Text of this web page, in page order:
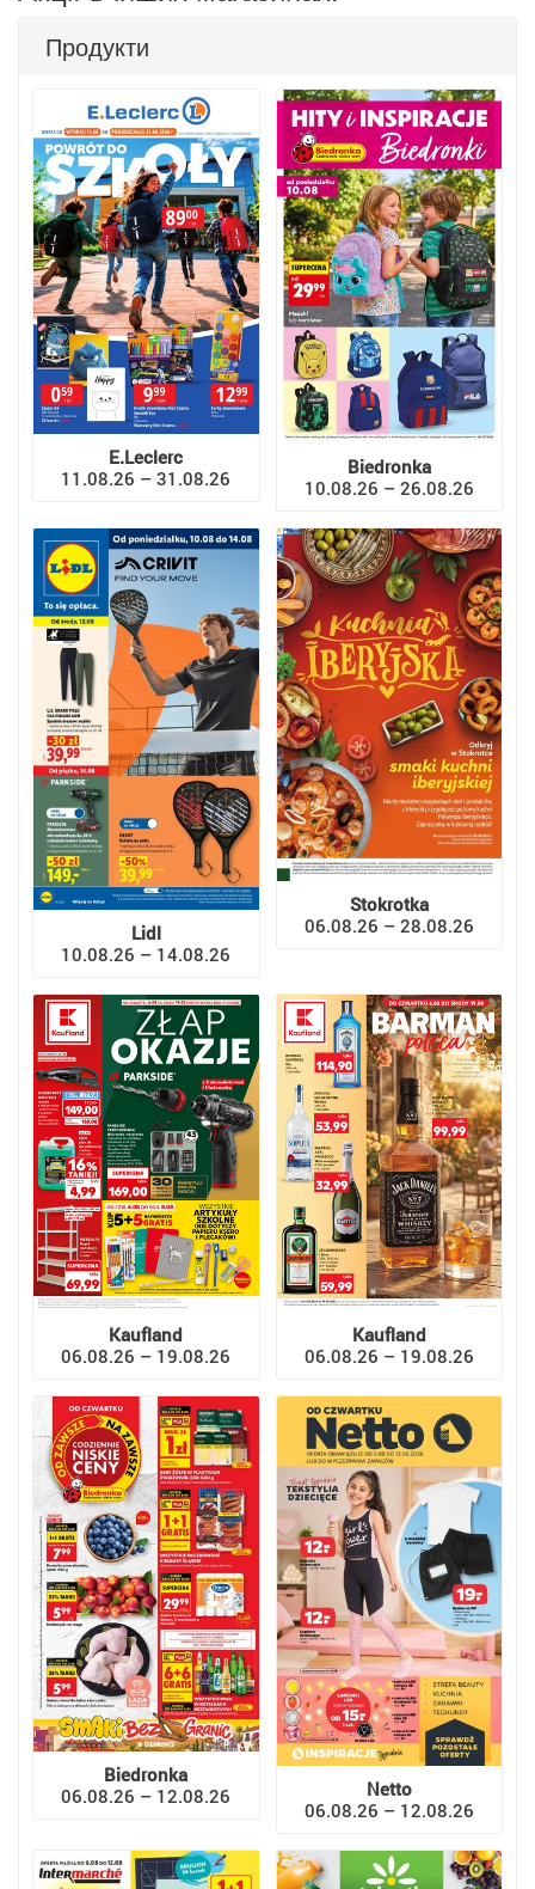
Продукти
E.Leclerc
11.08.26 – 31.08.26
Biedronka
10.08.26 – 26.08.26
Lidl
10.08.26 – 14.08.26
Stokrotka
06.08.26 – 28.08.26
Kaufland
06.08.26 – 19.08.26
Kaufland
06.08.26 – 19.08.26
Biedronka
06.08.26 – 12.08.26
Netto
06.08.26 – 12.08.26